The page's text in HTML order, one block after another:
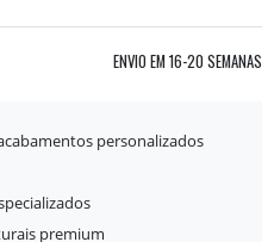
ENVIO EM 16-20 SEMANAS
personalizados
premium